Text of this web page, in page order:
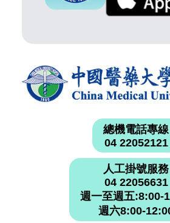
總機電話專線
04 22052121
人工掛號服務
04 22056631
週一至週五:8:00-
週六8:00-